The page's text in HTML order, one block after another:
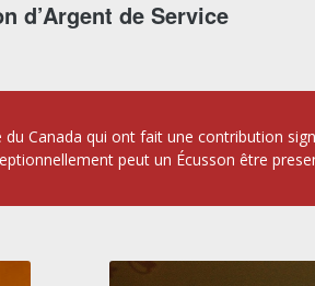
d’Argent de Service
Canada qui ont fait une contribution
peut un Écusson être